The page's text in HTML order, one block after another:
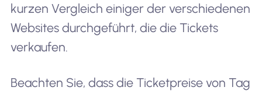
kurzen Vergleich einiger der verschiedenen
Websites durchgeführt, die die Tickets
verkaufen.
Beachten Sie, dass die Ticketpreise von Tag